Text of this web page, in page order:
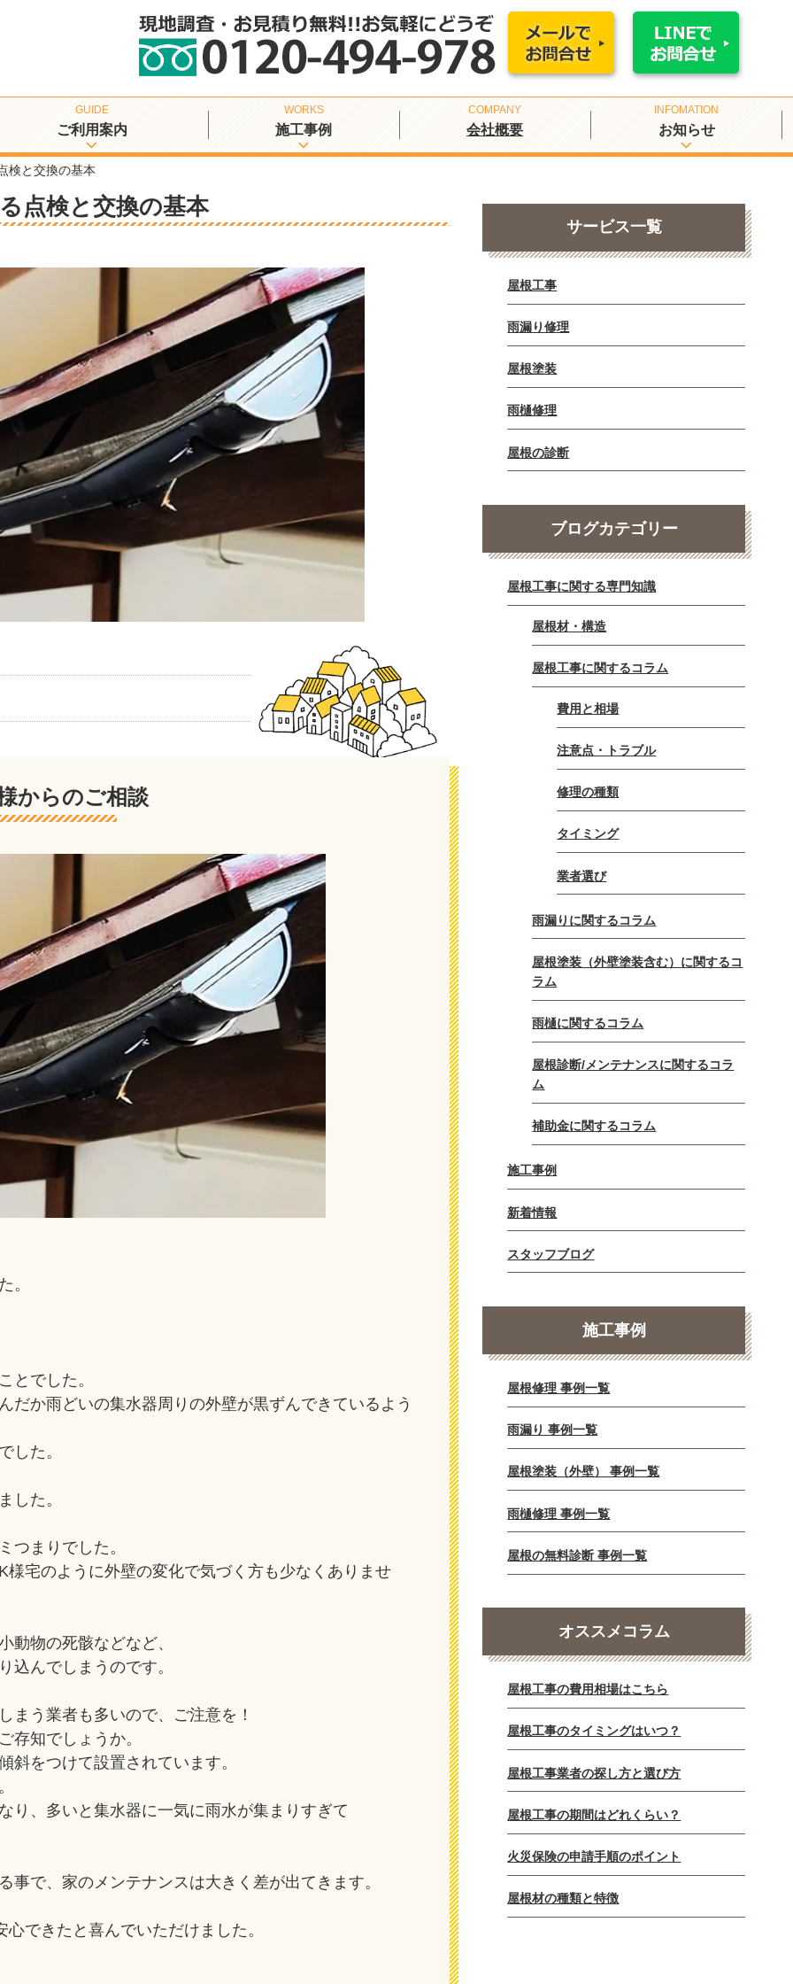
ご利用案内 施工事例 会社概要 お知らせ
検と交換の基本
点検と交換の基本
からのご相談
。
とでした。
だか雨どいの集水器周りの外壁が黒ずんできているよう
した。
した。
つまりでした。
宅のように外壁の変化で気づく方も少なくありませ
動物の死骸などなど、
込んでしまうのです。
まう業者も多いので、ご注意を！
存知でしょうか。
斜をつけて設置されています。
り、多いと集水器に一気に雨水が集まりすぎて
で、家のメンテナンスは大きく差が出てきます。
できたと喜んでいただけました。
サービス一覧
屋根工事
雨漏り修理
屋根塗装
雨樋修理
屋根の診断
ブログカテゴリー
屋根工事に関する専門知識
屋根材・構造
屋根工事に関するコラム
費用と相場
注意点・トラブル
修理の種類
タイミング
業者選び
雨漏りに関するコラム
屋根塗装（外壁塗装含む）に関するコ
ラム
雨樋に関するコラム
屋根診断/メンテナンスに関するコラ
ム
補助金に関するコラム
施工事例
新着情報
スタッフブログ
施工事例
屋根修理 事例一覧
雨漏り 事例一覧
屋根塗装（外壁） 事例一覧
雨樋修理 事例一覧
屋根の無料診断 事例一覧
オススメコラム
屋根工事の費用相場はこちら
屋根工事のタイミングはいつ？
屋根工事業者の探し方と選び方
屋根工事の期間はどれくらい？
火災保険の申請手順のポイント
屋根材の種類と特徴